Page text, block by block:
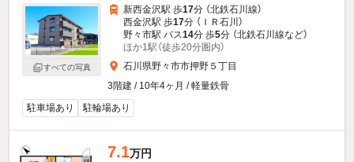
すべての写真
新西金沢駅 歩17分 （北鉄石川線）
西金沢駅 歩17分 （ＩＲ石川）
野々市駅 バス14分 歩5分 （北鉄石川線など）
ほか1駅（徒歩20分圏内）
石川県野々市市押野５丁目
3階建 / 10年4ヶ月 / 軽量鉄骨
駐車場あり
駐輪場あり
7.1万円